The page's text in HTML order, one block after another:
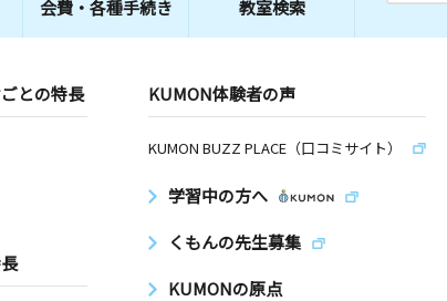
会費・ 各種手続き 教室検索
との特長 KUMON体験者の声
KUMON BUZZ PLACE（口コミサイト）
学習中の方へ
くもんの先生募集
KUMONの原点